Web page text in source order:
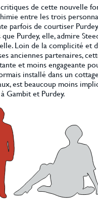
de cette nouvelle
entre les trois
parfois de courtiser
Purdey, elle, admire
Loin de la complicité et
anciennes partenaires,
et moins engageante
installé dans un
est beaucoup moins
Gambit et Purdey.